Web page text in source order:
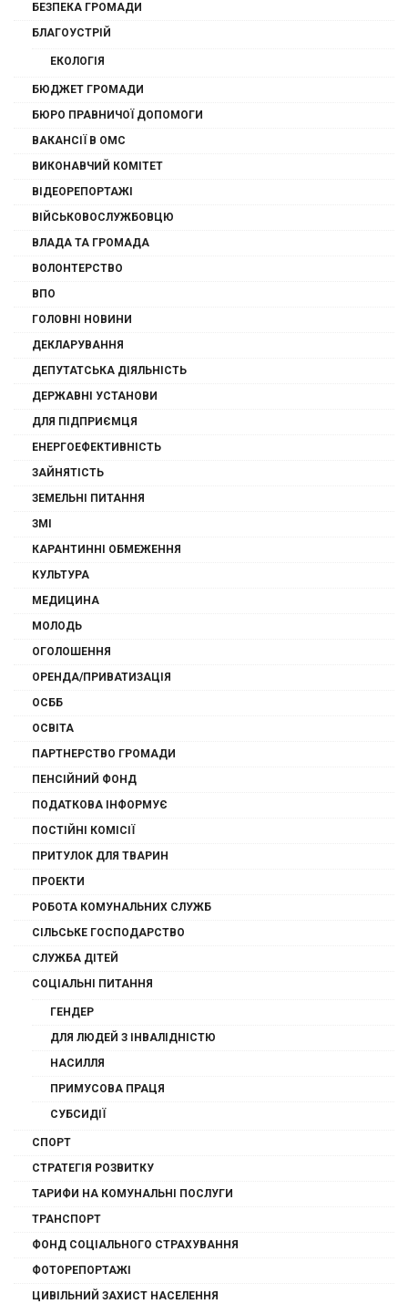
БЕЗПЕКА ГРОМАДИ
БЛАГОУСТРІЙ
ЕКОЛОГІЯ
БЮДЖЕТ ГРОМАДИ
БЮРО ПРАВНИЧОЇ ДОПОМОГИ
ВАКАНСІЇ В ОМС
ВИКОНАВЧИЙ КОМІТЕТ
ВІДЕОРЕПОРТАЖІ
ВІЙСЬКОВОСЛУЖБОВЦЮ
ВЛАДА ТА ГРОМАДА
ВОЛОНТЕРСТВО
ВПО
ГОЛОВНІ НОВИНИ
ДЕКЛАРУВАННЯ
ДЕПУТАТСЬКА ДІЯЛЬНІСТЬ
ДЕРЖАВНІ УСТАНОВИ
ДЛЯ ПІДПРИЄМЦЯ
ЕНЕРГОЕФЕКТИВНІСТЬ
ЗАЙНЯТІСТЬ
ЗЕМЕЛЬНІ ПИТАННЯ
ЗМІ
КАРАНТИННІ ОБМЕЖЕННЯ
КУЛЬТУРА
МЕДИЦИНА
МОЛОДЬ
ОГОЛОШЕННЯ
ОРЕНДА/ПРИВАТИЗАЦІЯ
ОСББ
ОСВІТА
ПАРТНЕРСТВО ГРОМАДИ
ПЕНСІЙНИЙ ФОНД
ПОДАТКОВА ІНФОРМУЄ
ПОСТІЙНІ КОМІСІЇ
ПРИТУЛОК ДЛЯ ТВАРИН
ПРОЕКТИ
РОБОТА КОМУНАЛЬНИХ СЛУЖБ
СІЛЬСЬКЕ ГОСПОДАРСТВО
СЛУЖБА ДІТЕЙ
СОЦІАЛЬНІ ПИТАННЯ
ГЕНДЕР
ДЛЯ ЛЮДЕЙ З ІНВАЛІДНІСТЮ
НАСИЛЛЯ
ПРИМУСОВА ПРАЦЯ
СУБСИДІЇ
СПОРТ
СТРАТЕГІЯ РОЗВИТКУ
ТАРИФИ НА КОМУНАЛЬНІ ПОСЛУГИ
ТРАНСПОРТ
ФОНД СОЦІАЛЬНОГО СТРАХУВАННЯ
ФОТОРЕПОРТАЖІ
ЦИВІЛЬНИЙ ЗАХИСТ НАСЕЛЕННЯ